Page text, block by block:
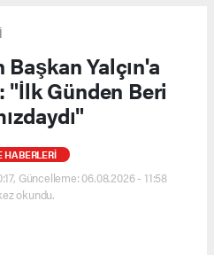
Yalçın'a
"İlk Günden Beri
HABERLERİ
Güncelleme: 06.08.2026 - 11:58
okundu.